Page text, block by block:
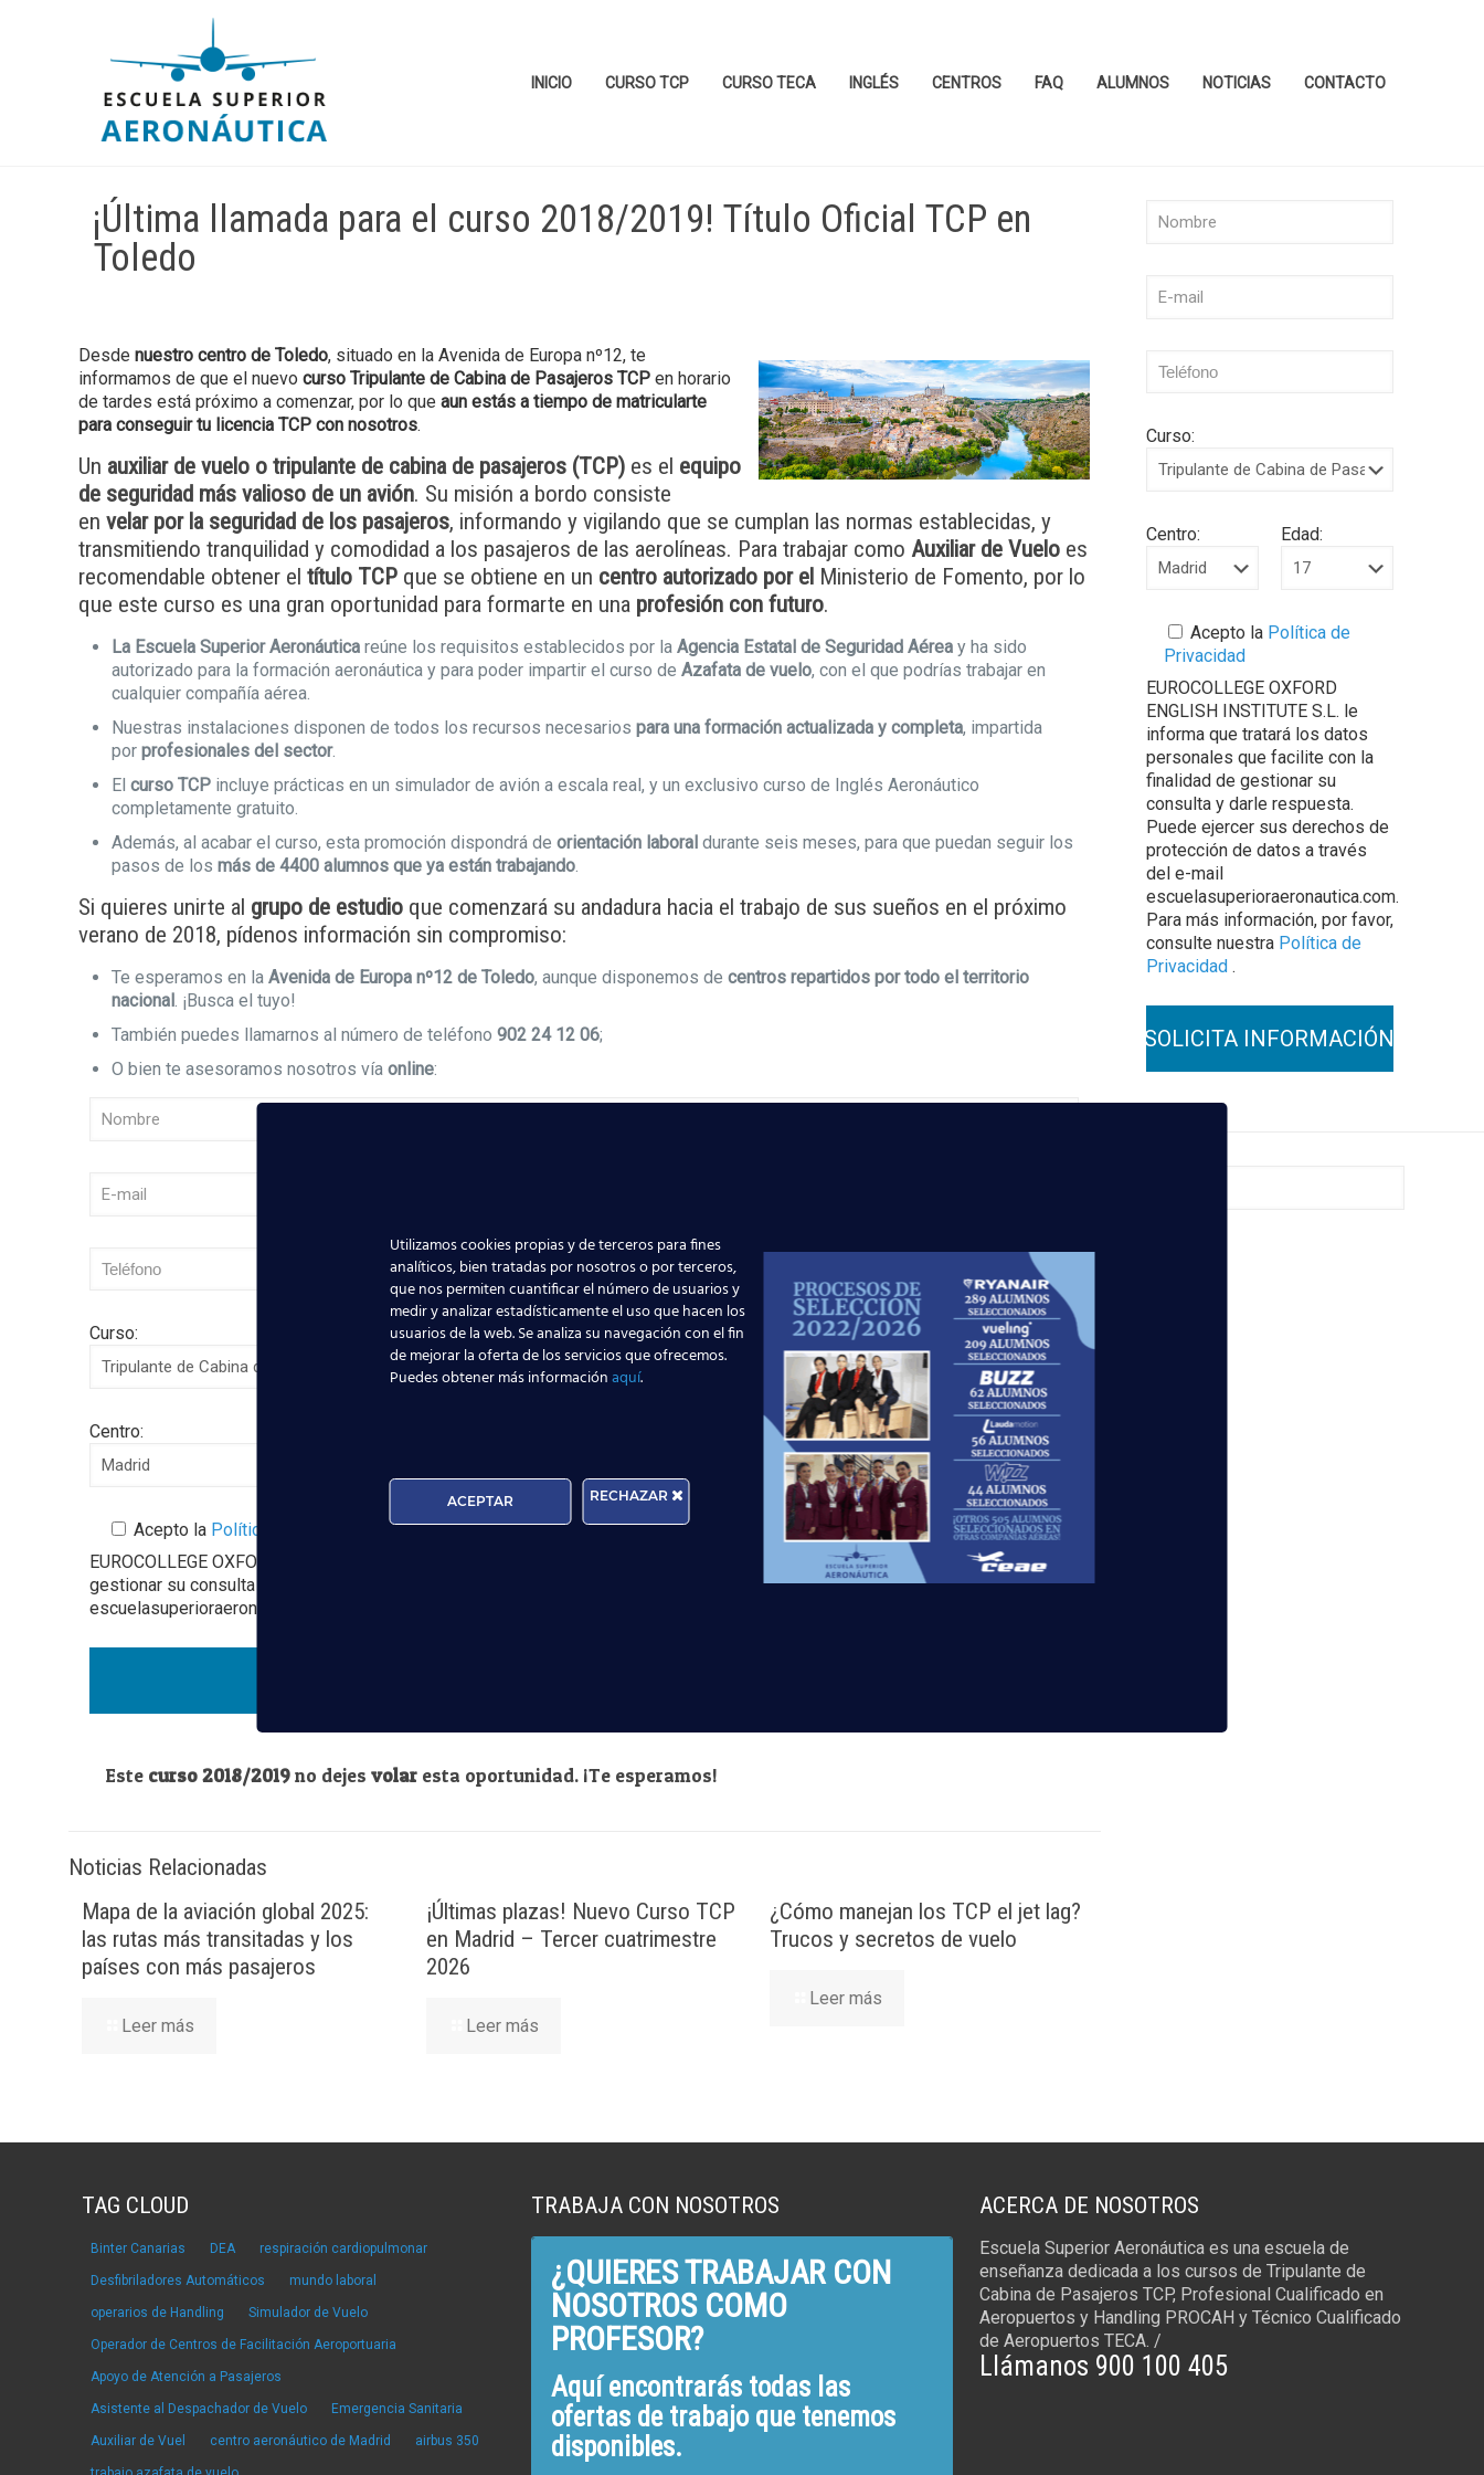
INICIO CURSO TCP CURSO TECA INGLÉS CENTROS FAQ ALUMNOS NOTICIAS CONTACTO
¡Última llamada para el curso 2018/2019! Título Oficial TCP en
Toledo
Desdenuestro centro de Toledo, situado en la Avenida de Europa nº12, te
informamos de que el nuevocurso Tripulante de Cabina de Pasajeros TCP en horario
de tardes está próximo a comenzar, por lo queaun estás a tiempo de matricularte
para conseguir tu licencia TCP con nosotros.
Un auxiliar de vuelo o tripulante de cabina de pasajeros (TCP) es el equipo
de seguridad más valioso de un avión. Su misión a bordo consiste
envelar por la seguridad de los pasajeros, informando y vigilando que se cumplan las normas establecidas, y
transmitiendo tranquilidad y comodidad a los pasajeros de las aerolíneas. Para trabajar como Auxiliar de Vuelo es
recomendable obtener eltítulo TCP que se obtiene en un centro autorizado por el Ministerio de Fomento, por lo
que este curso es una gran oportunidad para formarte en una profesión con futuro.
La Escuela Superior Aeronáuticareúne los requisitos establecidos por laAgencia Estatal de Seguridad Aérea y ha sido
autorizado para la formación aeronáutica y para poder impartir el curso deAzafata de vuelo, con el que podrías trabajar en
cualquier compañía aérea.
Nuestras instalaciones disponen de todos los recursos necesariospara una formación actualizada y completa, impartida
porprofesionales del sector.
El curso TCP incluye prácticas en un simulador de avión a escala real, y un exclusivo curso de Inglés Aeronáutico
completamente gratuito.
Además, al acabar el curso, esta promoción dispondrá deorientación laboral durante seis meses, para que puedan seguir los
pasos de losmás de 4400 alumnos que ya están trabajando.
Si quieres unirte al grupo de estudio que comenzará su andadura hacia el trabajo de sus sueños en el próximo
verano de 2018, pídenos información sin compromiso:
Te esperamos en laAvenida de Europa nº12 de Toledo, aunque disponemos decentros repartidos por todo el territorio
nacional. ¡Busca el tuyo!
También puedes llamarnos al número de teléfono902 24 12 06;
O bien te asesoramos nosotros víaonline:
Curso:
Centro:
Acepto la Política de Privacidad
EUROCOLLEGE OXFORD ENGLISH INSTITUTE S.L. le informa que tratará los datos personales que facilite con la finalidad de
gestionar su consulta y darle respuesta. Puede ejercer sus derechos de protección de datos a través del e-mail
escuelasuperioraeronautica.com. Para más información, por favor, consulte nuestra
Este curso 2018/2019no dejesvolar esta oportunidad. ¡Te esperamos!
Noticias Relacionadas
Mapa de la aviación global 2025:
las rutas más transitadas y los
países con más pasajeros
Leer más
¡Últimas plazas! Nuevo Curso TCP
en Madrid – Tercer cuatrimestre
2026
Leer más
¿Cómo manejan los TCP el jet lag?
Trucos y secretos de vuelo
Leer más
Curso:
Centro: Edad:
Acepto laPolítica de
Privacidad
EUROCOLLEGE OXFORD
ENGLISH INSTITUTE S.L. le
informa que tratará los datos
personales que facilite con la
finalidad de gestionar su
consulta y darle respuesta.
Puede ejercer sus derechos de
protección de datos a través
del e-mail
escuelasuperioraeronautica.com.
Para más información, por favor,
consulte nuestra Política de
Privacidad .
TAG CLOUD
Binter Canarias DEA respiración cardiopulmonar
Desfibriladores Automáticos mundo laboral
operarios de Handling Simulador de Vuelo
Operador de Centros de Facilitación Aeroportuaria
Apoyo de Atención a Pasajeros
Asistente al Despachador de Vuelo Emergencia Sanitaria
Auxiliar de Vuel centro aeronáutico de Madrid airbus 350
TRABAJA CON NOSOTROS
¿QUIERES TRABAJAR CON
NOSOTROS COMO
PROFESOR?
Aquí encontrarás todas las
ofertas de trabajo que tenemos
disponibles.
ACERCA DE NOSOTROS
Escuela Superior Aeronáutica es una escuela de
enseñanza dedicada a los cursos de Tripulante de
Cabina de Pasajeros TCP, Profesional Cualificado en
Aeropuertos y Handling PROCAH y Técnico Cualificado
de Aeropuertos TECA. /
Llámanos 900 100 405
Utilizamos cookies propias y de terceros para fines
analíticos, bien tratadas por nosotros o por terceros,
que nos permiten cuantificar el número de usuarios y
medir y analizar estadísticamente el uso que hacen los
usuarios de la web. Se analiza su navegación con el fin
de mejorar la oferta de los servicios que ofrecemos.
Puedes obtener más informaciónaquí.
ACEPTAR RECHAZAR